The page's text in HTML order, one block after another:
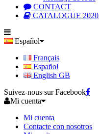
CONTACT
CATALOGUE 2020
Español
Français
Español
English GB
Suivez-nous sur Facebook
Mi cuenta
Mi cuenta
Contacte con nosotros